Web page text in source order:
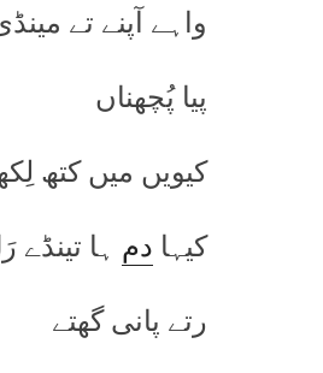
واہے آپنے تے
پیا پُچھناں
کیویں میں کتھ
کیہا دم ہا
رتے پانی گھتے